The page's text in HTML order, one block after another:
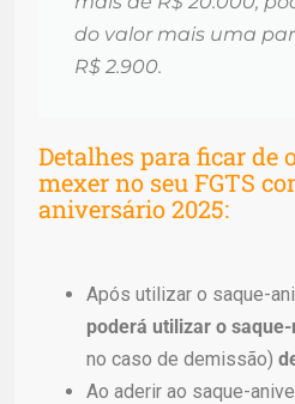
do valor mais uma
R$ 2.900.
Detalhes para ficar de
mexer no seu FGTS
aniversário 2025:
Após utilizar o saque-
poderá utilizar o
no caso de demissão)
Ao aderir ao saque-